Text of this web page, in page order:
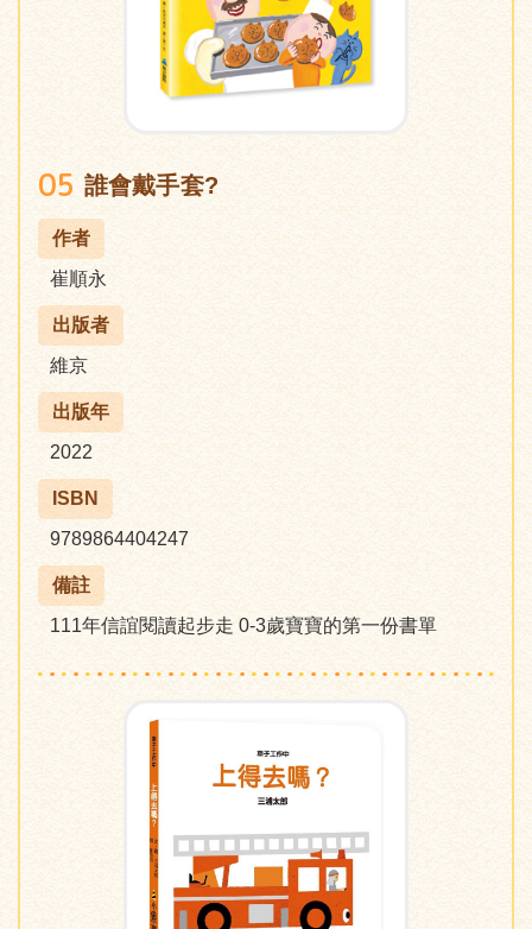
05 誰會戴手套?
作者
崔順永
出版者
維京
出版年
2022
ISBN
9789864404247
備註
111年信誼閱讀起步走 0-3歲寶寶的第一份書單